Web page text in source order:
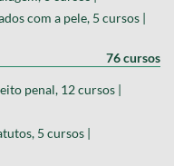
com a pele, 5 cursos |
76 cursos
penal, 12 cursos |
5 cursos |